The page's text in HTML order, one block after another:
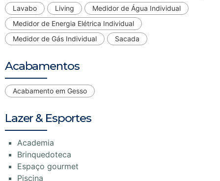
Lavabo
Living
Medidor de Água Individual
Medidor de Energia Elétrica Individual
Medidor de Gás Individual
Sacada
Acabamentos
Acabamento em Gesso
Lazer & Esportes
Academia
Brinquedoteca
Espaço gourmet
Piscina